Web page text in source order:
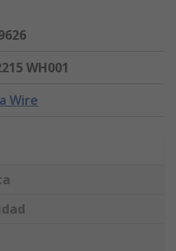
WH001
Wire